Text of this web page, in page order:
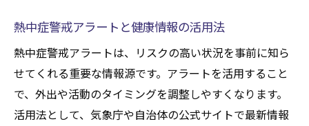
ード
専門用語から学ぶ熱中症の症状と健康管理
法
健康維持のための用語理解と実践への応用
熱中症警戒アラートと健康情報の活用法
熱中症警戒アラートは、リスクの高い状況を事前に知ら
せてくれる重要な情報源です。アラートを活用すること
で、外出や活動のタイミングを調整しやすくなります。
活用法として、気象庁や自治体の公式サイトで最新情報